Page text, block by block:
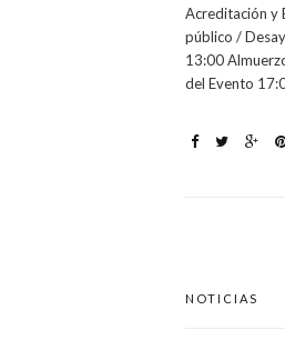
Acreditación y
público /
13:00
del Evento
NOTICIAS